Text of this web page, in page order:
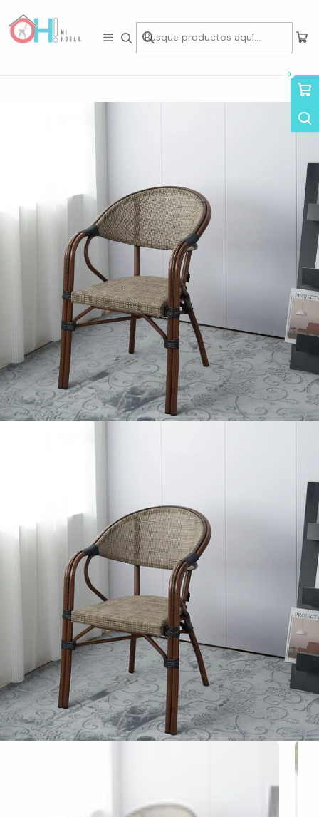
0
Inicio Asientos Sillas Sillas de Madera y Ratán